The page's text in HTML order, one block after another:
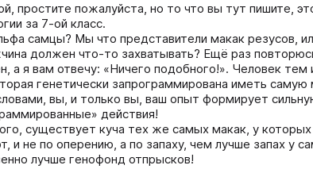
простите пожалуйста, но то что вы тут пишите,
за 7-ой класс.
самцы? Мы что представители макак резусов,
должен что-то захватывать? Ещё раз
а я вам отвечу: «Ничего подобного!». Человек тем
генетически запрограммирована иметь
вы, и только вы, ваш опыт формирует
действия!
существует куча тех же самых макак, у
и не по оперению, а по запаху, чем лучше запах у
лучше генофонд отпрысков!